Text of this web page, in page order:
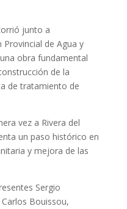
junto a
de Agua y
obra fundamental
de la
de tratamiento de
vez a Rivera del
un paso histórico en
y mejora de las
Sergio
Bouissou,